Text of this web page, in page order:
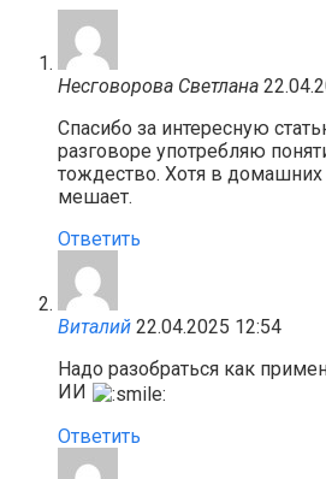
Несговорова Светлана
Спасибо за интересную
разговоре употребляю
тождество. Хотя в домашних
мешает.
Ответить
Виталий 22.04.2025 12:54
Надо разобраться как
ИИ
Ответить